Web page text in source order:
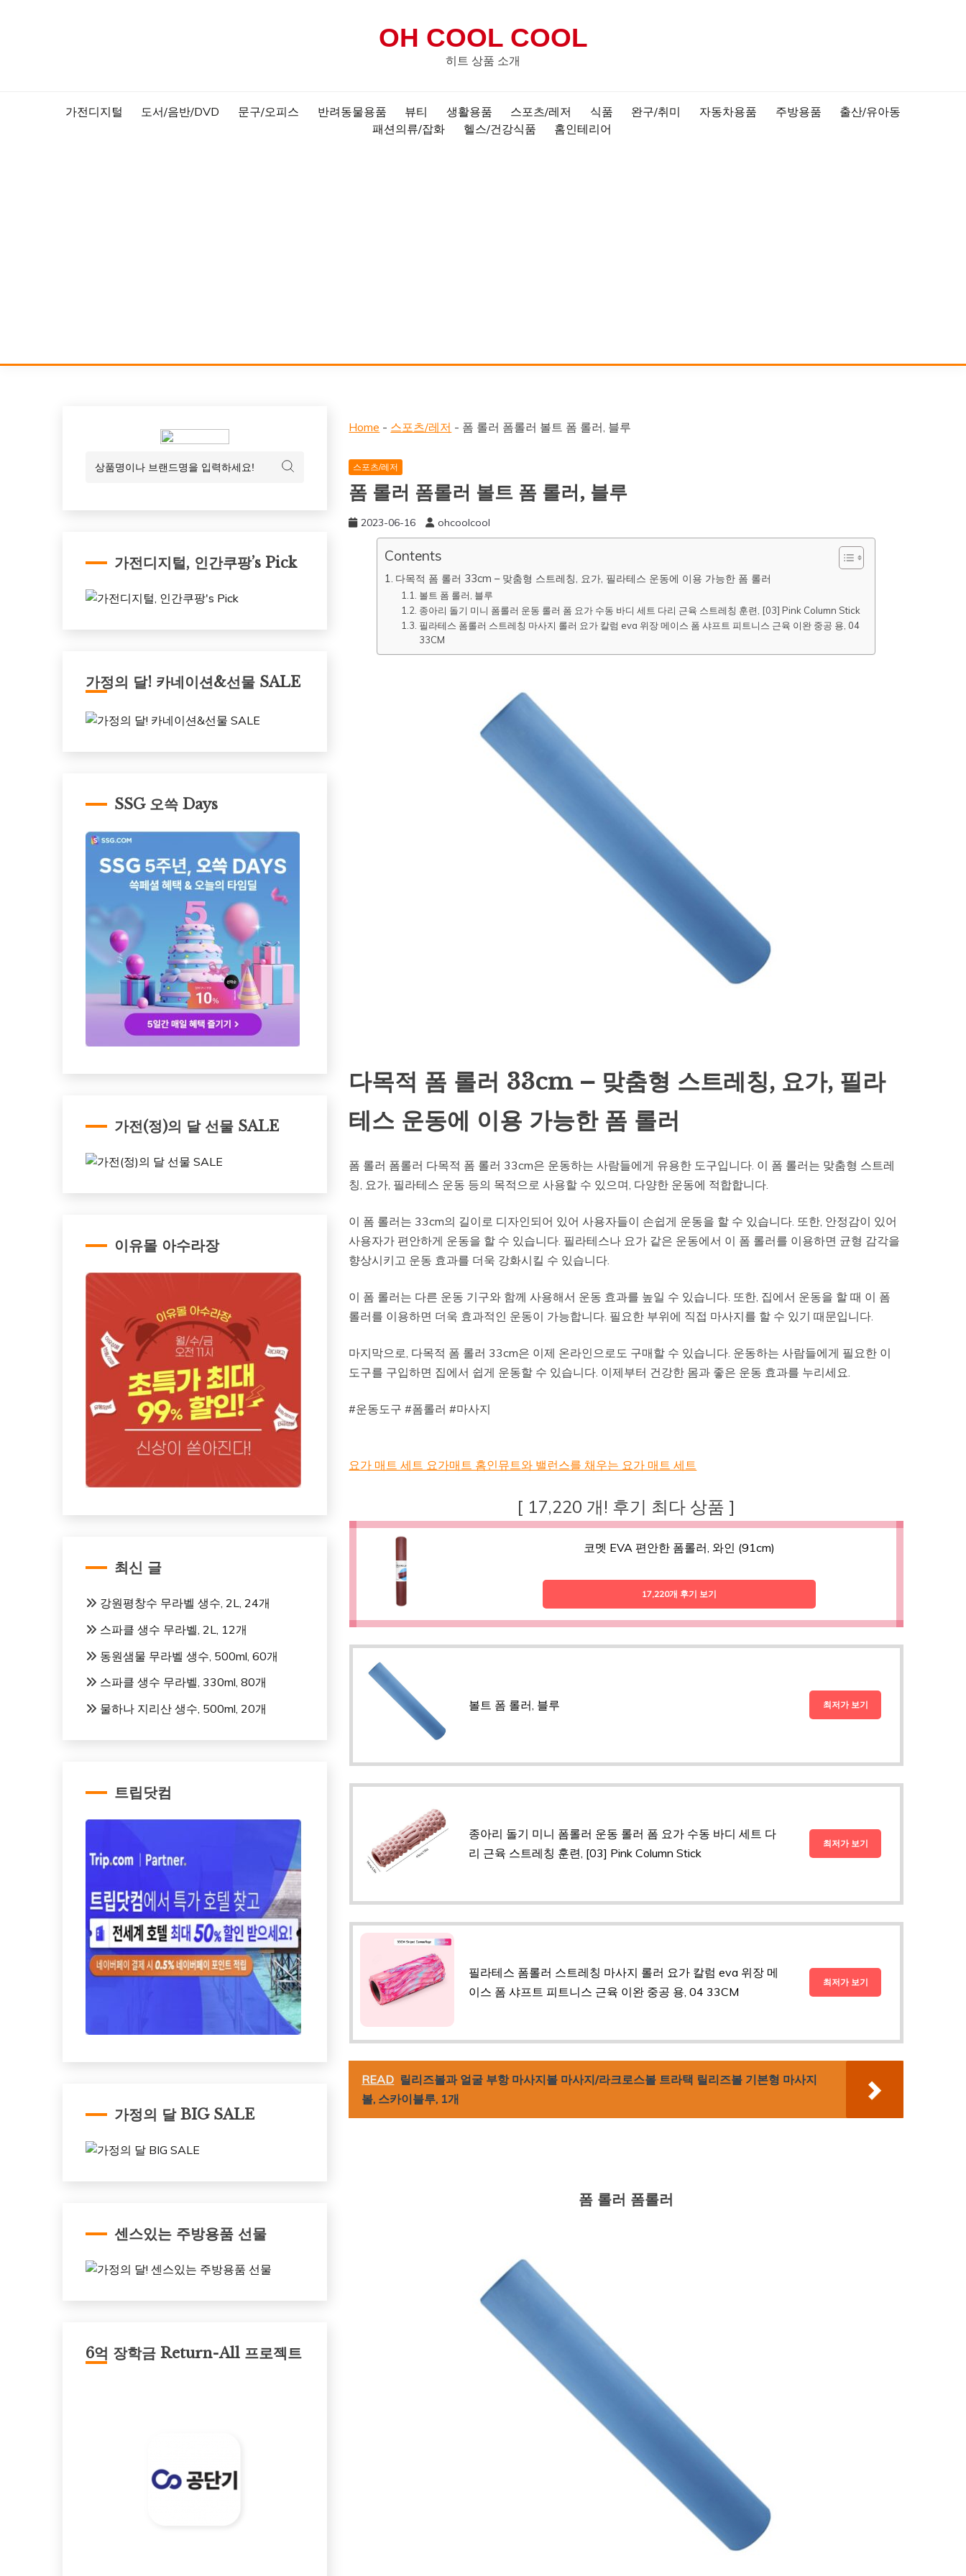
OH COOL COOL
히트 상품 소개
가전디지털 도서/음반/DVD 문구/오피스 반려동물용품 뷰티 생활용품 스포츠/레저 식품 완구/취미 자동차용품 주방용품
출산/유아동
패션의류/잡화
헬스/건강식품 홈인테리어
Home - 스포츠/레저 - 폼 롤러 폼롤러 볼트 폼 롤러, 블루
스포츠/레저
폼 롤러 폼롤러 볼트 폼 롤러, 블루
2023-06-16 ohcoolcool
Contents
다목적 폼 롤러 33cm – 맞춤형 스트레칭, 요가, 필라테스 운동에 이용 가능한 폼 롤러
볼트 폼 롤러, 블루
종아리 돌기 미니 폼롤러 운동 롤러 폼 요가 수동 바디 세트 다리 근육 스트레칭 훈련, [03] Pink Column Stick
필라테스 폼롤러 스트레칭 마사지 롤러 요가 칼럼 eva 위장 메이스 폼 샤프트 피트니스 근육 이완 중공 용, 04
33CM
다목적 폼 롤러 33cm – 맞춤형 스트레칭, 요가, 필라
테스 운동에 이용 가능한 폼 롤러
폼 롤러 폼롤러 다목적 폼 롤러 33cm은 운동하는 사람들에게 유용한 도구입니다. 이 폼 롤러는 맞춤형 스트레
칭, 요가, 필라테스 운동 등의 목적으로 사용할 수 있으며, 다양한 운동에 적합합니다.
이 폼 롤러는 33cm의 길이로 디자인되어 있어 사용자들이 손쉽게 운동을 할 수 있습니다. 또한, 안정감이 있어
사용자가 편안하게 운동을 할 수 있습니다. 필라테스나 요가 같은 운동에서 이 폼 롤러를 이용하면 균형 감각을
향상시키고 운동 효과를 더욱 강화시킬 수 있습니다.
이 폼 롤러는 다른 운동 기구와 함께 사용해서 운동 효과를 높일 수 있습니다. 또한, 집에서 운동을 할 때 이 폼
롤러를 이용하면 더욱 효과적인 운동이 가능합니다. 필요한 부위에 직접 마사지를 할 수 있기 때문입니다.
마지막으로, 다목적 폼 롤러 33cm은 이제 온라인으로도 구매할 수 있습니다. 운동하는 사람들에게 필요한 이
도구를 구입하면 집에서 쉽게 운동할 수 있습니다. 이제부터 건강한 몸과 좋은 운동 효과를 누리세요.
#운동도구 #폼롤러 #마사지
요가 매트 세트 요가매트 홈인뮤트와 밸런스를 채우는 요가 매트 세트
[ 17,220 개! 후기 최다 상품 ]
코멧 EVA 편안한 폼롤러, 와인 (91cm)
17,220개 후기 보기
볼트 폼 롤러, 블루 최저가 보기
종아리 돌기 미니 폼롤러 운동 롤러 폼 요가 수동 바디 세트 다
리 근육 스트레칭 훈련, [03] Pink Column Stick
최저가 보기
필라테스 폼롤러 스트레칭 마사지 롤러 요가 칼럼 eva 위장 메
이스 폼 샤프트 피트니스 근육 이완 중공 용, 04 33CM
최저가 보기
READ 릴리즈볼과 얼굴 부항 마사지볼 마사지/라크로스볼 트라택 릴리즈볼 기본형 마사지
볼, 스카이블루, 1개
폼 롤러 폼롤러
가전디지털, 인간쿠팡’s Pick
가정의 달! 카네이션&선물 SALE
SSG 오쓱 Days
가전(정)의 달 선물 SALE
이유몰 아수라장
최신 글
강원평창수 무라벨 생수, 2L, 24개
스파클 생수 무라벨, 2L, 12개
동원샘물 무라벨 생수, 500ml, 60개
스파클 생수 무라벨, 330ml, 80개
물하나 지리산 생수, 500ml, 20개
트립닷컴
가정의 달 BIG SALE
센스있는 주방용품 선물
6억 장학금 Return-All 프로젝트